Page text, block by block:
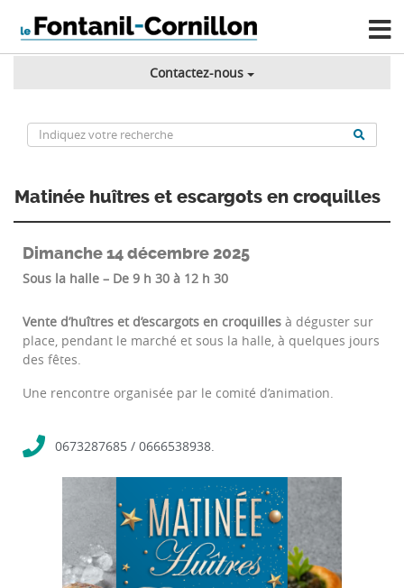
Contactez-nous
Matinée huîtres et escargots en croquilles
Dimanche 14 décembre 2025
Sous la halle – De 9 h 30 à 12 h 30
Vente d’huîtres et d’escargots en croquilles à déguster sur
place, pendant le marché et sous la halle, à quelques jours
des fêtes.
Une rencontre organisée par le comité d’animation.
0673287685 / 0666538938.